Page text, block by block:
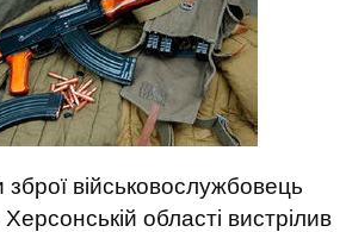
зброї військовослужбовець
області вистрілив